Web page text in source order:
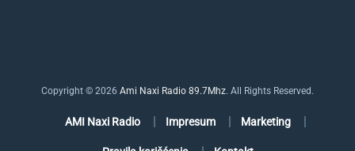
Copyright © 2026 Ami Naxi Radio 89.7Mhz. All Rights Reserved.
AMI Naxi Radio Impresum Marketing